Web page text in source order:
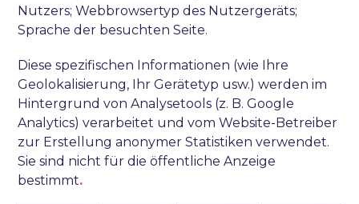
Nutzers; Webbrowsertyp des Nutzergeräts;
Sprache der besuchten Seite.
Diese spezifischen Informationen (wie Ihre
Geolokalisierung, Ihr Gerätetyp usw.) werden im
Hintergrund von Analysetools (z. B. Google
Analytics) verarbeitet und vom Website-Betreiber
zur Erstellung anonymer Statistiken verwendet.
Sie sind nicht für die öffentliche Anzeige
bestimmt.